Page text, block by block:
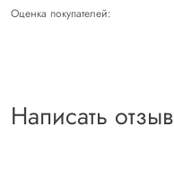
Оценка покупателей:
Написать отзыв